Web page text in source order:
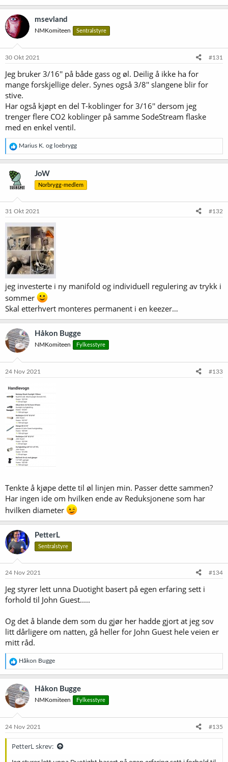
msevland
NMKomiteen Sentralstyre
30 Okt 2021 #131
Jeg bruker 3/16'' på både gass og øl. Deilig å ikke ha for
mange forskjellige deler. Synes også 3/8'' slangene blir for
stive.
Har også kjøpt en del T-koblinger for 3/16'' dersom jeg
trenger flere CO2 koblinger på samme SodeStream flaske
med en enkel ventil.
R
e
a
s
j
e
:
Marius K. og loebrygg
JoW
Norbrygg-medlem
31 Okt 2021 #132
jeg investerte i ny manifold og individuell regulering av trykk i
sommer
Skal etterhvert monteres permanent i en keezer…
Håkon Bugge
NMKomiteen Fylkesstyre
24 Nov 2021 #133
Tenkte å kjøpe dette til øl linjen min. Passer dette sammen?
Har ingen ide om hvilken ende av Reduksjonene som har
hvilken diameter
PetterL
Sentralstyre
24 Nov 2021 #134
Jeg styrer lett unna Duotight basert på egen erfaring sett i
forhold til John Guest.....
Og det å blande dem som du gjør her hadde gjort at jeg sov
litt dårligere om natten, gå heller for John Guest hele veien er
mitt råd.
R
e
a
k
s
j
o
e
Håkon Bugge
Håkon Bugge
NMKomiteen Fylkesstyre
24 Nov 2021 #135
PetterL skrev: